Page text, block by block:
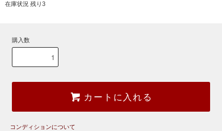
在庫状況 残り3
購入数
カートに入れる
コンディションについて